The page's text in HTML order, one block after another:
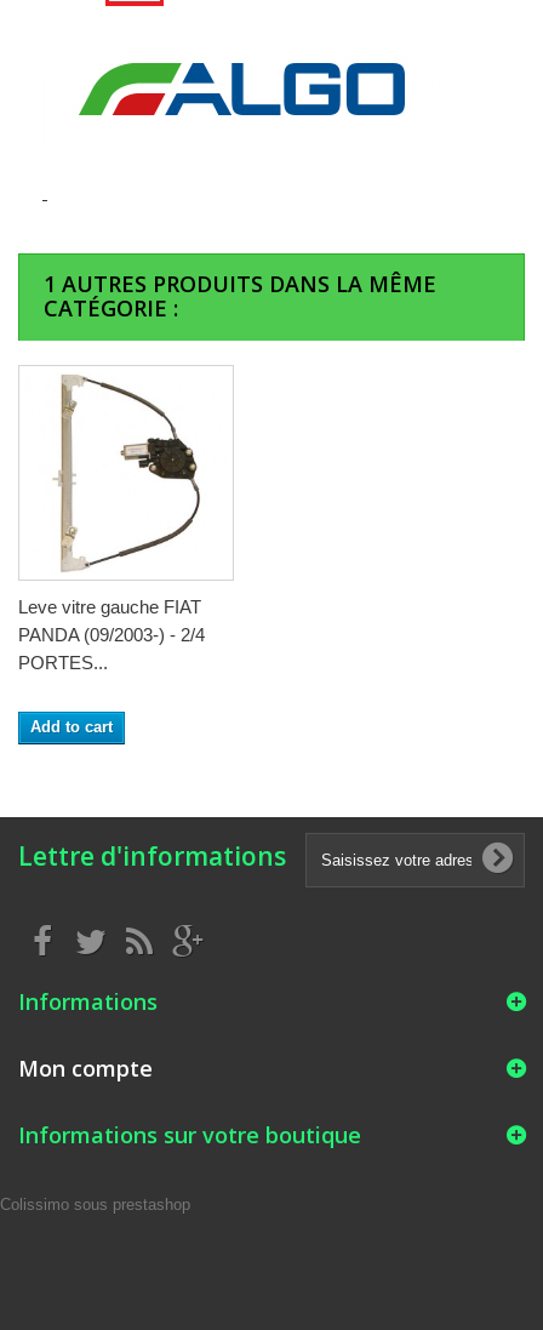
1 AUTRES PRODUITS DANS LA MÊME
CATÉGORIE :
Leve vitre gauche FIAT
PANDA (09/2003-) - 2/4
PORTES...
Add to cart
Lettre d'informations
Informations
Mon compte
Informations sur votre boutique
Colissimo sous prestashop